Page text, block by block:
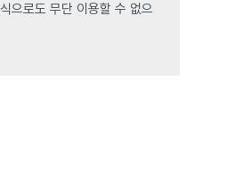
으로도 무단 이용할 수 없으